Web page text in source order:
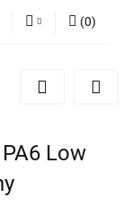
się
(0)
Low